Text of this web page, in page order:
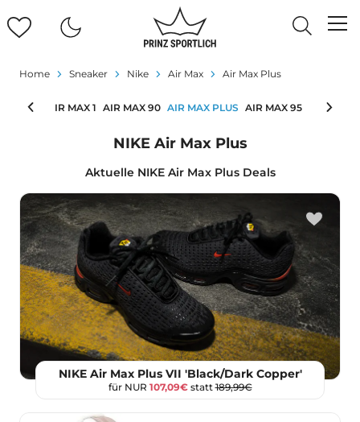
Home Sneaker Nike Air Max Air Max Plus
97 AIR MAX 1 AIR MAX 90 AIR MAX PLUS AIR MAX 95
NIKE Air Max Plus
Aktuelle NIKE Air Max Plus Deals
NIKE Air Max Plus VII 'Black/Dark Copper'
für NUR 107,09€statt189,99€